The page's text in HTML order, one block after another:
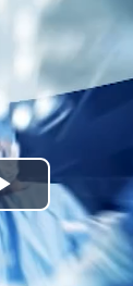
Toista
Video